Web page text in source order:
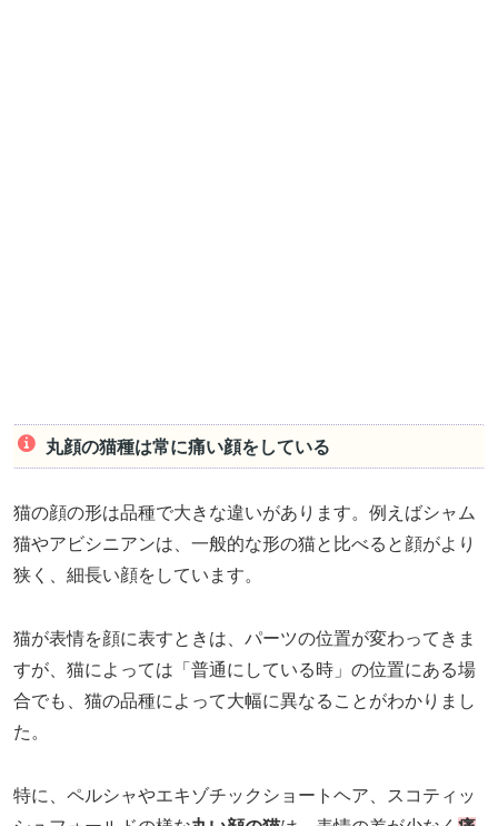
丸顔の猫種は常に痛い顔をしている
猫の顔の形は品種で大きな違いがあります。例えばシャム
猫やアビシニアンは、一般的な形の猫と比べると顔がより
狭く、細長い顔をしています。
猫が表情を顔に表すときは、パーツの位置が変わってきま
すが、猫によっては「普通にしている時」の位置にある場
合でも、猫の品種によって大幅に異なることがわかりまし
た。
特に、ペルシャやエキゾチックショートヘア、スコティッ